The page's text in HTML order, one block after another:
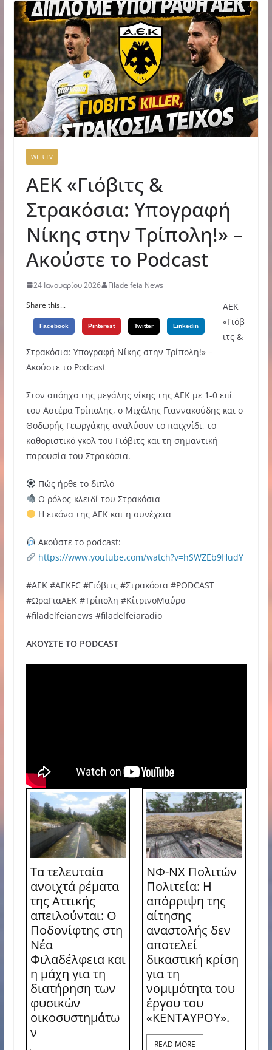
WEB TV
ΑΕΚ «Γιόβιτς &
Στρακόσια: Υπογραφή
Νίκης στην Τρίπολη!» –
Ακούστε το Podcast
24 Ιανουαρίου 2026
Filadelfeia News
Share this...
Facebook Pinterest Twitter Linkedin
ΑΕΚ
«Γιόβ
ιτς &
Στρακόσια: Υπογραφή Νίκης στην Τρίπολη!» –
Ακούστε το Podcast
Στον απόηχο της μεγάλης νίκης της ΑΕΚ με 1-0 επί
του Αστέρα Τρίπολης, ο Μιχάλης Γιαννακούδης και ο
Θοδωρής Γεωργάκης αναλύουν το παιχνίδι, το
καθοριστικό γκολ του Γιόβιτς και τη σημαντική
παρουσία του Στρακόσια.
Πώς ήρθε το διπλό
Ο ρόλος-κλειδί του Στρακόσια
Η εικόνα της ΑΕΚ και η συνέχεια
Ακούστε το podcast:
https://www.youtube.com/watch?v=hSWZEb9HudY
#ΑΕΚ #AEKFC #Γιόβιτς #Στρακόσια #PODCAST
#ΏραΓιαΑΕΚ #Τρίπολη #ΚίτρινοΜαύρο
#filadelfeianews #filadelfeiaradio
ΑΚΟΥΣΤΕ ΤΟ PODCAST
Τα τελευταία
ανοιχτά ρέματα
της Αττικής
απειλούνται: Ο
Ποδονίφτης στη
Νέα
Φιλαδέλφεια και
η μάχη για τη
διατήρηση των
φυσικών
οικοσυστημάτω
ν
ΝΦ-ΝΧ Πολιτών
Πολιτεία: Η
απόρριψη της
αίτησης
αναστολής δεν
αποτελεί
δικαστική κρίση
για τη
νομιμότητα του
έργου του
«ΚΕΝΤΑΥΡΟΥ».
READ MORE